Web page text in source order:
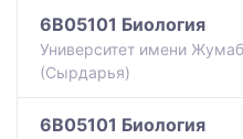
6B05101 Биология
Университет имени
(Сырдарья)
6B05101 Биология